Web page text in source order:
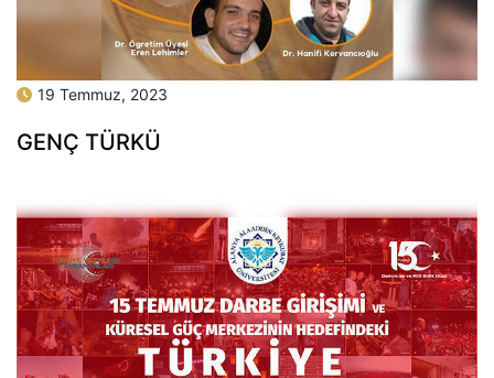
19 Temmuz, 2023
GENÇ TÜRKÜ